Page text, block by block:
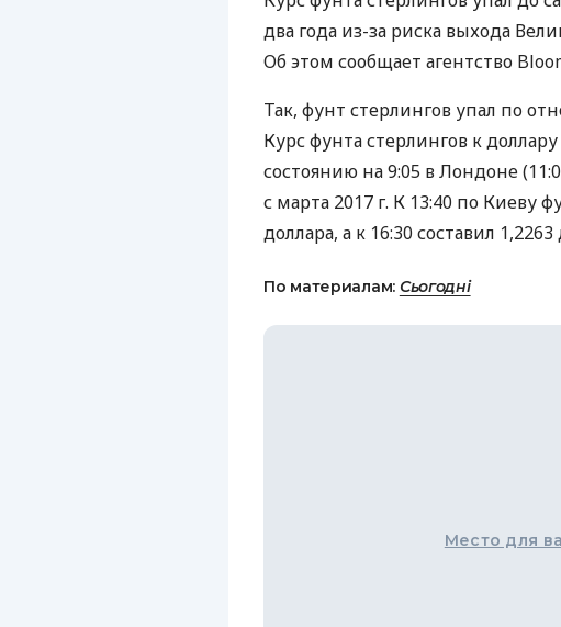
два года из-за риска выхода
Об этом сообщает агентство
Так, фунт стерлингов упал по
Курс фунта стерлингов к
состоянию на 9:05 в Лондоне
с марта 2017 г. К 13:40 по Киеву
доллара, а к 16:30 составил 1,2263
По материалам: Сьогодні
Место для